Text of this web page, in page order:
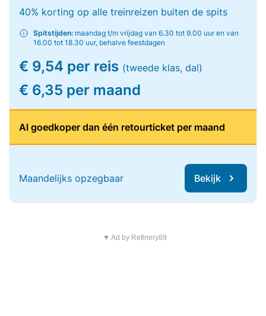
40% korting op alle treinreizen buiten de spits
Spitstijden: maandag t/m vrijdag van 6.30 tot 9.00 uur en van
16.00 tot 18.30 uur, behalve feestdagen
€ 9,54 per reis (tweede klas, dal)
€ 6,35 per maand
Al goedkoper dan één retourticket per maand
Maandelijks opzegbaar Bekijk
▼ Ad by Refinery89